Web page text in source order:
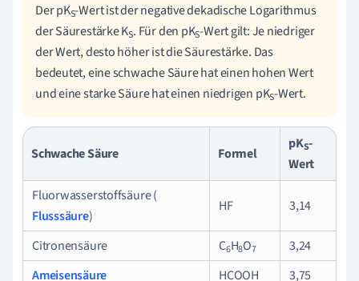
Der pKS-Wert ist der negative dekadische Logarithmus
der Säurestärke KS. Für den pKS-Wert gilt: Je niedriger
der Wert, desto höher ist die Säurestärke. Das
bedeutet, eine schwache Säure hat einen hohen Wert
und eine starke Säure hat einen niedrigen pKS-Wert.
Schwache Säure Formel
pKS-
Wert
Fluorwasserstoffsäure (
Flusssäure)
HF 3,14
Citronensäure C6H8O7
3,24
Ameisensäure
HCOOH
3,75